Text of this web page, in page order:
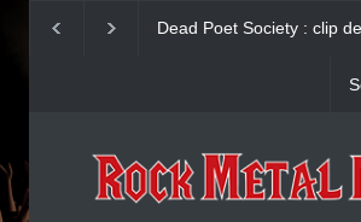
Dead Poet Society : clip de